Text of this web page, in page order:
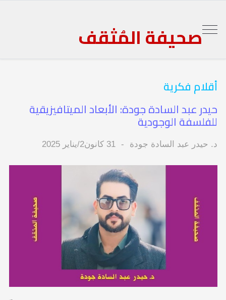
صحيفة المُثقف
أقلام فكرية
حيدر عبد السادة جودة: الأبعاد الميتافيزيقية
للفلسفة الوجودية
د. حيدر عبد السادة جودة 31 كانون2/يناير 2025